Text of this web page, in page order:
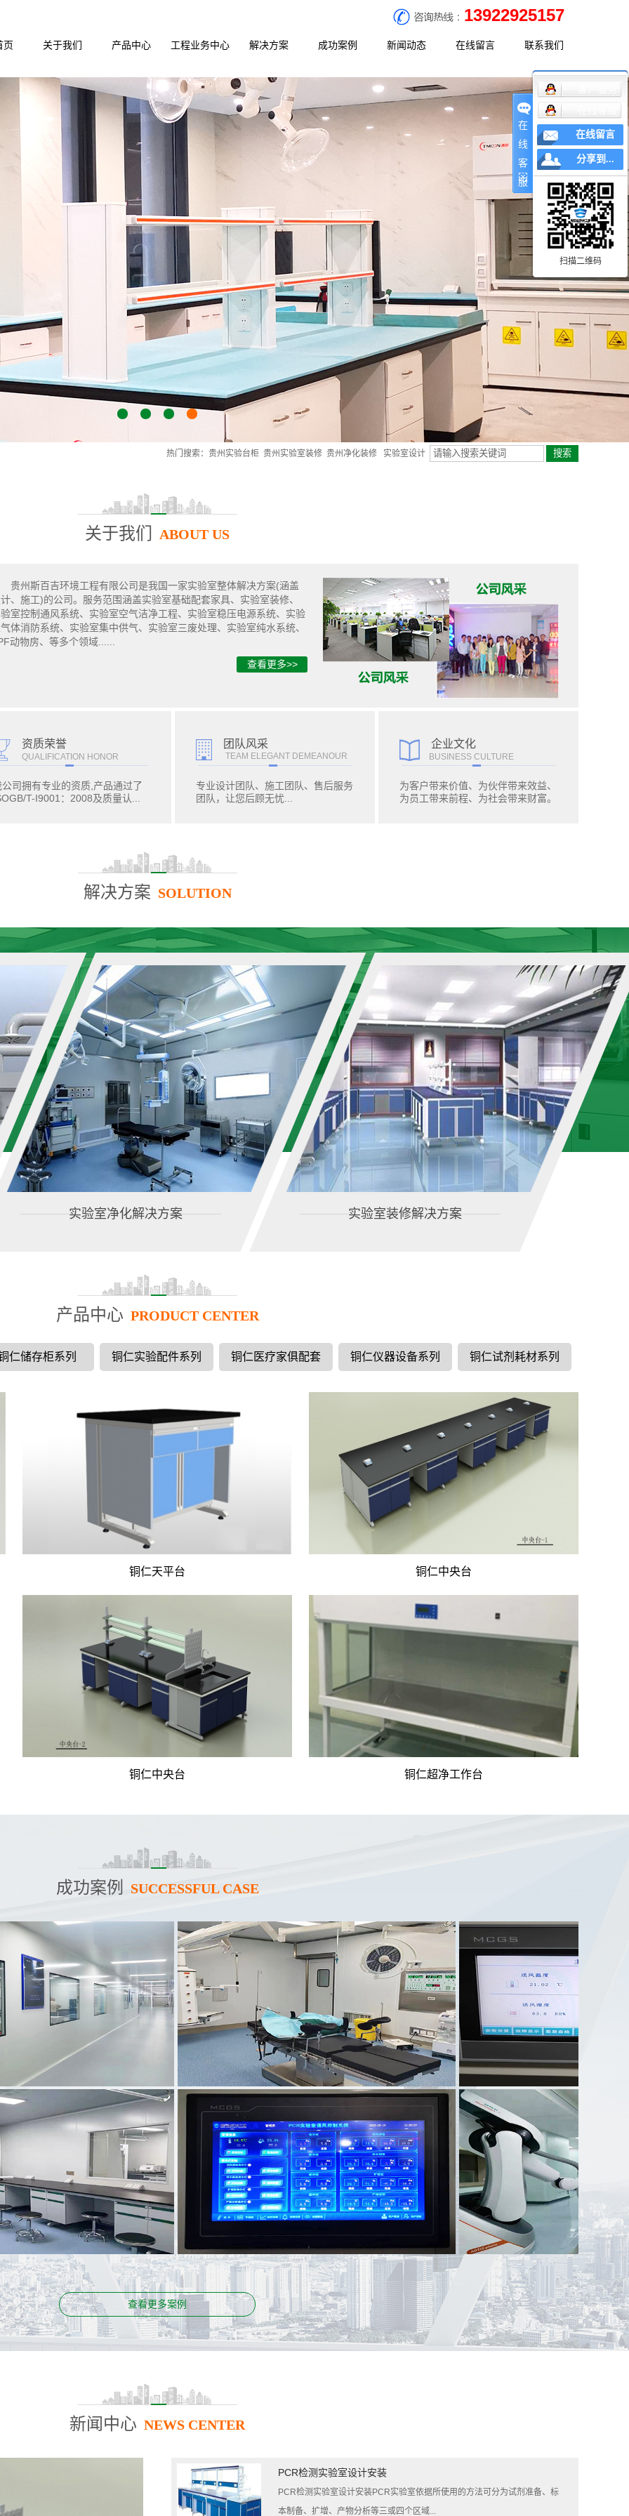
13922925157
页 关于我们
公司介绍
企业文化
荣誉资质
产品中心
铜仁实验台系列
铜仁通风产品系列
铜仁储存柜系列
铜仁实验配件系列
铜仁医疗家俱配套
铜仁仪器设备系列
铜仁试剂耗材系列
铜仁实验室设计
铜仁PCR实验室设计施工
工程业务中心
实验室装修
实验室通风
实验室净化
实验室家具
手术室ICU
废气废水处理
解决方案
实验室装修解决方案
实验室净化解决方案
实验室通风解决方案
成功案例
工程案例
新闻动态
公司新闻
行业新闻
常见问题
在线留言 联系我们
联系方式
地理位置
热门搜索： 贵州实验台柜 贵州实验室装修 贵州净化装修 实验室设计
关于我们 ABOUT US
贵州斯百吉环境工程有限公司是我国一家实验室整体解决方案(涵盖
、施工)的公司。服务范围涵盖实验室基础配套家具、实验室装修、
室控制通风系统、实验室空气洁净工程、实验室稳压电源系统、实验
体消防系统、实验室集中供气、实验室三废处理、实验室纯水系统、
动物房、等多个领域......
查看更多>>
资质荣誉
QUALIFICATION HONOR
公司拥有专业的资质,产品通过了
T-I9001：2008及质量认...
团队风采
TEAM ELEGANT DEMEANOUR
专业设计团队、施工团队、售后服务
团队，让您后顾无忧...
企业文化
BUSINESS CULTURE
为客户带来价值、为伙伴带来效益、
为员工带来前程、为社会带来财富。
解决方案 SOLUTION
实验室净化解决方案 实验室装修解决方案
产品中心 PRODUCT CENTER
仁储存柜系列 铜仁实验配件系列 铜仁医疗家俱配套 铜仁仪器设备系列 铜仁试剂耗材系列
铜仁天平台 铜仁中央台
铜仁中央台 铜仁超净工作台
成功案例 SUCCESSFUL CASE
验科 案例名称：
实验室 案例名称：贵州医科大学第二附属医院PCR实验室
案例名称：大自然科技股份有限公司
案例名称： 武冈市人民医院DSA手术室
查看更多案例
新闻中心 NEWS CENTER
PCR检测实验室设计安装
PCR检测实验室设计安装PCR实验室依据所使用的方法可分为试剂准备、标
本制备、扩增、产物分析等三或四个区域...
在
线
客
服
在线留言
分享到...
扫描二维码